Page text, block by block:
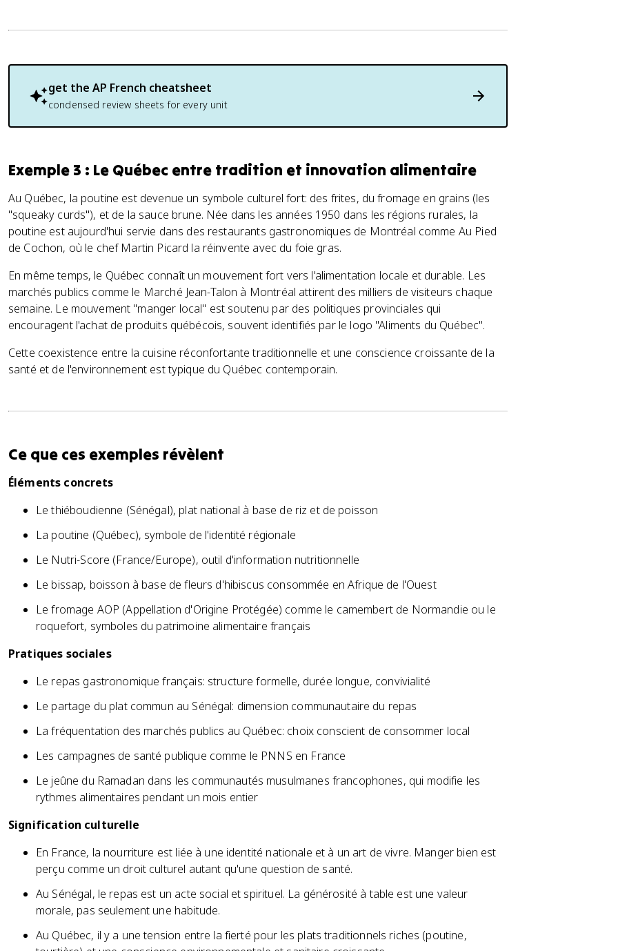
get the AP French cheatsheet
condensed review sheets for every unit
Exemple 3 : Le Québec entre tradition et innovation alimentaire
Au Québec, la poutine est devenue un symbole culturel fort: des frites, du fromage en grains (les
"squeaky curds"), et de la sauce brune. Née dans les années 1950 dans les régions rurales, la
poutine est aujourd'hui servie dans des restaurants gastronomiques de Montréal comme Au Pied
de Cochon, où le chef Martin Picard la réinvente avec du foie gras.
En même temps, le Québec connaît un mouvement fort vers l'alimentation locale et durable. Les
marchés publics comme le Marché Jean-Talon à Montréal attirent des milliers de visiteurs chaque
semaine. Le mouvement "manger local" est soutenu par des politiques provinciales qui
encouragent l'achat de produits québécois, souvent identifiés par le logo "Aliments du Québec".
Cette coexistence entre la cuisine réconfortante traditionnelle et une conscience croissante de la
santé et de l'environnement est typique du Québec contemporain.
Ce que ces exemples révèlent
Éléments concrets
Le thiéboudienne (Sénégal), plat national à base de riz et de poisson
La poutine (Québec), symbole de l'identité régionale
Le Nutri-Score (France/Europe), outil d'information nutritionnelle
Le bissap, boisson à base de fleurs d'hibiscus consommée en Afrique de l'Ouest
Le fromage AOP (Appellation d'Origine Protégée) comme le camembert de Normandie ou le
roquefort, symboles du patrimoine alimentaire français
Pratiques sociales
Le repas gastronomique français: structure formelle, durée longue, convivialité
Le partage du plat commun au Sénégal: dimension communautaire du repas
La fréquentation des marchés publics au Québec: choix conscient de consommer local
Les campagnes de santé publique comme le PNNS en France
Le jeûne du Ramadan dans les communautés musulmanes francophones, qui modifie les
rythmes alimentaires pendant un mois entier
Signification culturelle
En France, la nourriture est liée à une identité nationale et à un art de vivre. Manger bien est
perçu comme un droit culturel autant qu'une question de santé.
Au Sénégal, le repas est un acte social et spirituel. La générosité à table est une valeur
morale, pas seulement une habitude.
Au Québec, il y a une tension entre la fierté pour les plats traditionnels riches (poutine,